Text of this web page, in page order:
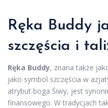
Ręka Buddy
szczęścia i
Ręka Buddy, znana także
jako symbol szczęścia w
atrybut boga Śiwy, jest
finansowego. W tradycjach